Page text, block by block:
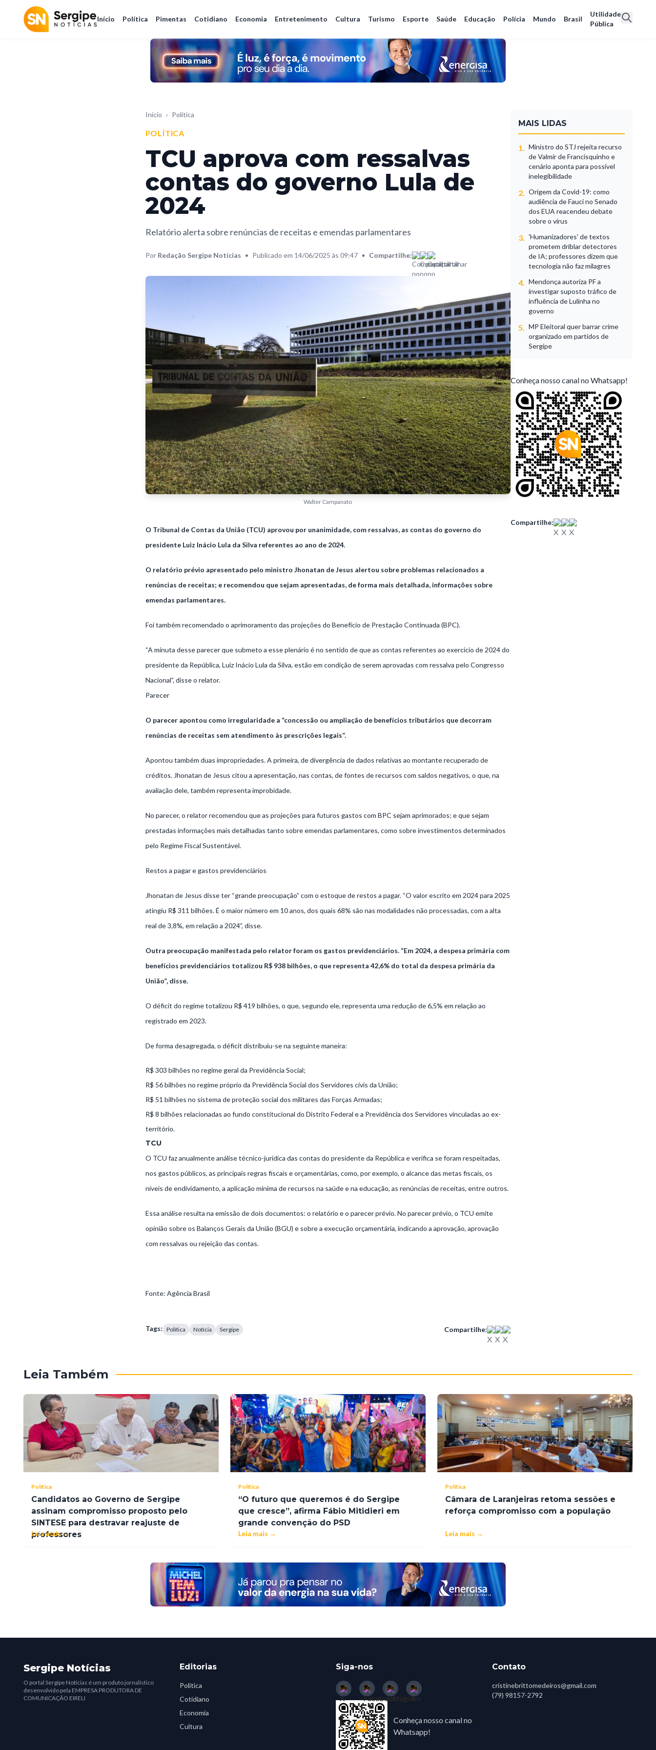
Início Política Pimentas Cotidiano Economia Entretenimento Cultura Turismo Esporte Saúde Educação Polícia Mundo Brasil
Utilidade
Pública
Início › Política
POLÍTICA
TCU aprova com ressalvas
contas do governo Lula de
2024
Relatório alerta sobre renúncias de receitas e emendas parlamentares
Por Redação Sergipe Notícias • Publicado em 14/06/2025 às 09:47 • Compartilhe:
Walter Campanato
O Tribunal de Contas da União (TCU) aprovou por unanimidade, com ressalvas, as contas do governo do
presidente Luiz Inácio Lula da Silva referentes ao ano de 2024.
O relatório prévio apresentado pelo ministro Jhonatan de Jesus alertou sobre problemas relacionados a
renúncias de receitas; e recomendou que sejam apresentadas, de forma mais detalhada, informações sobre
emendas parlamentares.
Foi também recomendado o aprimoramento das projeções do Benefício de Prestação Continuada (BPC).
“A minuta desse parecer que submeto a esse plenário é no sentido de que as contas referentes ao exercício de 2024 do
presidente da República, Luiz Inácio Lula da Silva, estão em condição de serem aprovadas com ressalva pelo Congresso
Nacional”, disse o relator.
Parecer
O parecer apontou como irregularidade a “concessão ou ampliação de benefícios tributários que decorram
renúncias de receitas sem atendimento às prescrições legais”.
Apontou também duas impropriedades. A primeira, de divergência de dados relativas ao montante recuperado de
créditos. Jhonatan de Jesus citou a apresentação, nas contas, de fontes de recursos com saldos negativos, o que, na
avaliação dele, também representa improbidade.
No parecer, o relator recomendou que as projeções para futuros gastos com BPC sejam aprimorados; e que sejam
prestadas informações mais detalhadas tanto sobre emendas parlamentares, como sobre investimentos determinados
pelo Regime Fiscal Sustentável.
Restos a pagar e gastos previdenciários
Jhonatan de Jesus disse ter “grande preocupação” com o estoque de restos a pagar. “O valor escrito em 2024 para 2025
atingiu R$ 311 bilhões. É o maior número em 10 anos, dos quais 68% são nas modalidades não processadas, com a alta
real de 3,8%, em relação a 2024”, disse.
Outra preocupação manifestada pelo relator foram os gastos previdenciários. “Em 2024, a despesa primária com
benefícios previdenciários totalizou R$ 938 bilhões, o que representa 42,6% do total da despesa primária da
União”, disse.
O déficit do regime totalizou R$ 419 bilhões, o que, segundo ele, representa uma redução de 6,5% em relação ao
registrado em 2023.
De forma desagregada, o déficit distribuiu-se na seguinte maneira:
R$ 303 bilhões no regime geral da Previdência Social;
R$ 56 bilhões no regime próprio da Previdência Social dos Servidores civis da União;
R$ 51 bilhões no sistema de proteção social dos militares das Forças Armadas;
R$ 8 bilhões relacionadas ao fundo constitucional do Distrito Federal e a Previdência dos Servidores vinculadas ao ex-
território.
TCU
O TCU faz anualmente análise técnico-jurídica das contas do presidente da República e verifica se foram respeitadas,
nos gastos públicos, as principais regras fiscais e orçamentárias, como, por exemplo, o alcance das metas fiscais, os
níveis de endividamento, a aplicação mínima de recursos na saúde e na educação, as renúncias de receitas, entre outros.
Essa análise resulta na emissão de dois documentos: o relatório e o parecer prévio. No parecer prévio, o TCU emite
opinião sobre os Balanços Gerais da União (BGU) e sobre a execução orçamentária, indicando a aprovação, aprovação
com ressalvas ou rejeição das contas.
Fonte: Agência Brasil
Tags: Política Notícia Sergipe Compartilhe:
MAIS LIDAS
1.
Ministro do STJ rejeita recurso
de Valmir de Francisquinho e
cenário aponta para possível
inelegibilidade
2.
Origem da Covid-19: como
audiência de Fauci no Senado
dos EUA reacendeu debate
sobre o vírus
3.
'Humanizadores' de textos
prometem driblar detectores
de IA; professores dizem que
tecnologia não faz milagres
4.
Mendonça autoriza PF a
investigar suposto tráfico de
influência de Lulinha no
governo
5.
MP Eleitoral quer barrar crime
organizado em partidos de
Sergipe
Conheça nosso canal no Whatsapp!
Compartilhe:
Leia Também
Política
Candidatos ao Governo de Sergipe
assinam compromisso proposto pelo
SINTESE para destravar reajuste de
professores
Leia mais →
Política
“O futuro que queremos é do Sergipe
que cresce”, afirma Fábio Mitidieri em
grande convenção do PSD
Leia mais →
Política
Câmara de Laranjeiras retoma sessões e
reforça compromisso com a população
Leia mais →
Sergipe Notícias
O portal Sergipe Notícias é um produto jornalístico
desenvolvido pela EMPRESA PRODUTORA DE
COMUNICAÇÃO EIRELI
Editorias
Política
Cotidiano
Economia
Cultura
Siga-nos
Conheça nosso canal no
Whatsapp!
Contato
cristinebrittomedeiros@gmail.com
(79) 98157-2792